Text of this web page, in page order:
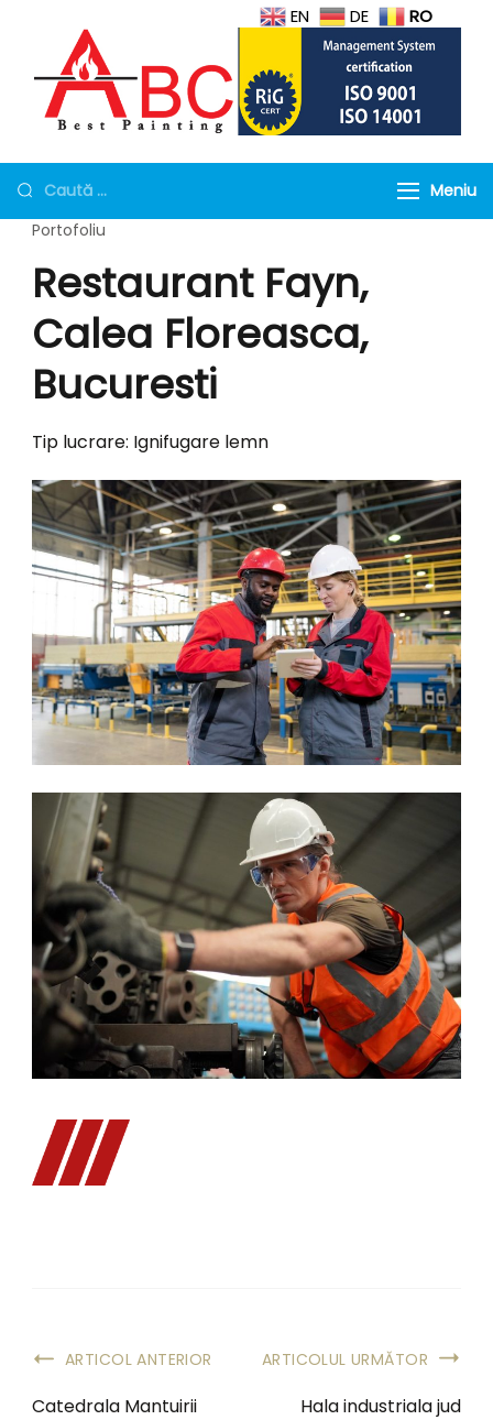
tubulaturi de ventilatie,
Torcret rezistent la foc Meniu
Portofoliu
Restaurant Fayn,
Calea Floreasca,
Bucuresti
Tip lucrare: Ignifugare lemn
ARTICOL ANTERIOR
Catedrala Mantuirii
ARTICOLUL URMĂTOR
Hala industriala jud
EN DE RO